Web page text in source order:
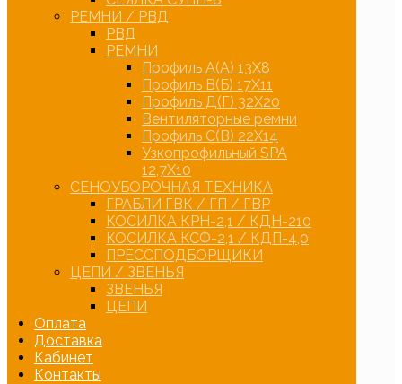
РЕМНИ / РВД
РВД
РЕМНИ
Профиль А(А) 13Х8
Профиль В(Б) 17Х11
Профиль Д(Г) 32Х20
Вентиляторные ремни
Профиль С(В) 22Х14
Узкопрофильный SPA
12,7Х10
СЕНОУБОРОЧНАЯ ТЕХНИКА
ГРАБЛИ ГВК / ГП / ГВР
КОСИЛКА КРН-2,1 / КДН-210
КОСИЛКА КСФ-2,1 / КДП-4,0
ПРЕССПОДБОРЩИКИ
ЦЕПИ / ЗВЕНЬЯ
ЗВЕНЬЯ
ЦЕПИ
Оплата
Доставка
Кабинет
Контакты